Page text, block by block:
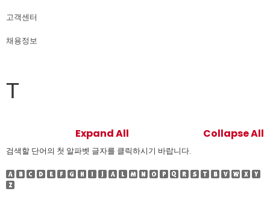
고객센터
채용정보
T
Expand All Collapse All
검색할 단어의 첫 알파벳 글자를 클릭하시기 바랍니다.